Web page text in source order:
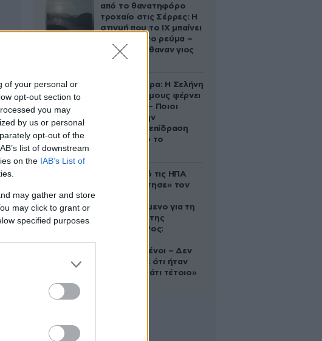
of your personal or
opt-out section to
you may
by us or personal
opt-out of the
list of downstream
on the IAB’s List of
may gather and store
may click to grant or
specified purposes
από το θανατηφόρο
τροχαίο στις Σέρρες: Η
στιγμή που το ΙΧ μπαίνει
στο αντίθετο ρεύμα –
Ακαριαία πέθαναν γιος
και μητέρα
Ζώδια σήμερα: Η Σελήνη
στους Διδύμους φέρνει
ανατροπές – Ποιοι
δέχονται την
ευεργετική επίδραση
του Δία από το
Ζευγάρι από τις ΗΠΑ
που «υιοθέτησε» τον
κατηγορούμενο για τη
δολοφονία της
Ελίζαμπεθ Ρος:
συντετριμμένοι – Δεν
έδειξε ποτέ ότι ήταν
ικανός για κάτι τέτοιο»